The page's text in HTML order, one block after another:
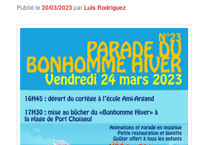
Publié le20/03/2023par Luis Rodriguez